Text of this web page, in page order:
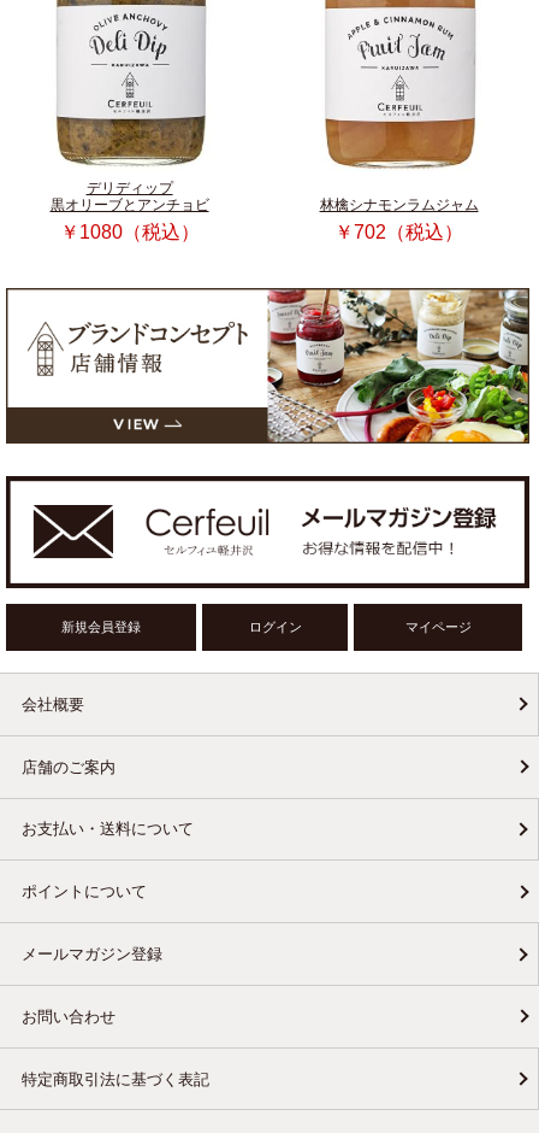
デリディップ
黒オリーブとアンチョビ
￥1080（税込）
林檎シナモンラムジャム
￥702（税込）
新規会員登録 ログイン マイページ
会社概要
店舗のご案内
お支払い・送料について
ポイントについて
メールマガジン登録
お問い合わせ
特定商取引法に基づく表記